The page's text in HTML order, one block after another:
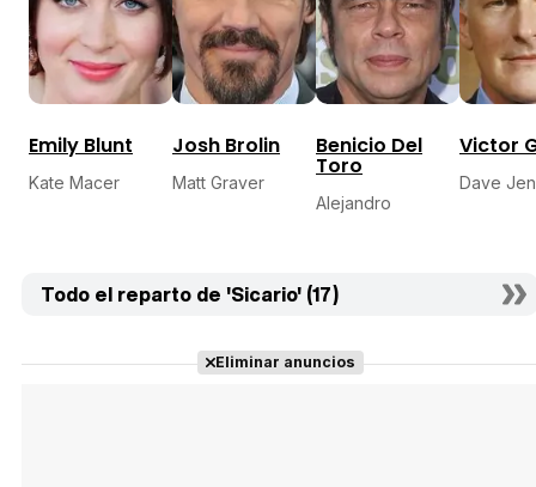
Emily Blunt
Kate Macer
Josh Brolin
Matt Graver
Benicio Del
Toro
Alejandro
Victor
Dave
Todo el reparto de 'Sicario' (17)
Eliminar anuncios